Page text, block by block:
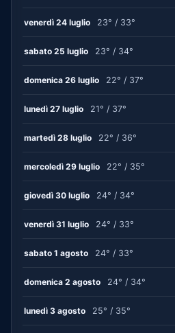
venerdì 24 luglio 23° / 33°
sabato 25 luglio 23° / 34°
domenica 26 luglio 22° / 37°
lunedì 27 luglio 21° / 37°
martedì 28 luglio 22° / 36°
mercoledì 29 luglio 22° / 35°
giovedì 30 luglio 24° / 34°
venerdì 31 luglio 24° / 33°
sabato 1 agosto 24° / 33°
domenica 2 agosto 24° / 34°
lunedì 3 agosto 25° / 35°